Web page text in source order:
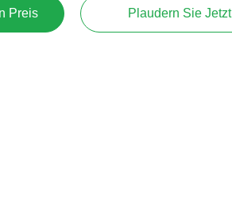
Preis Plaudern Sie Jetzt